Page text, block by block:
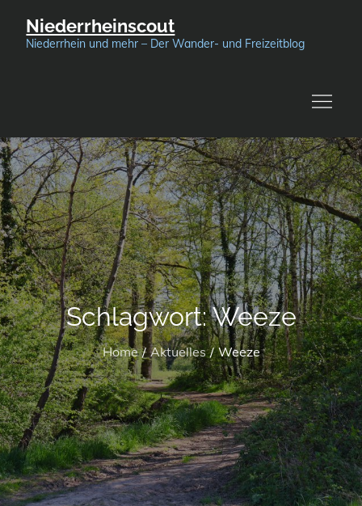
Niederrheinscout
Niederrhein und mehr – Der Wander- und Freizeitblog
Schlagwort:Weeze
Home Aktuelles Weeze